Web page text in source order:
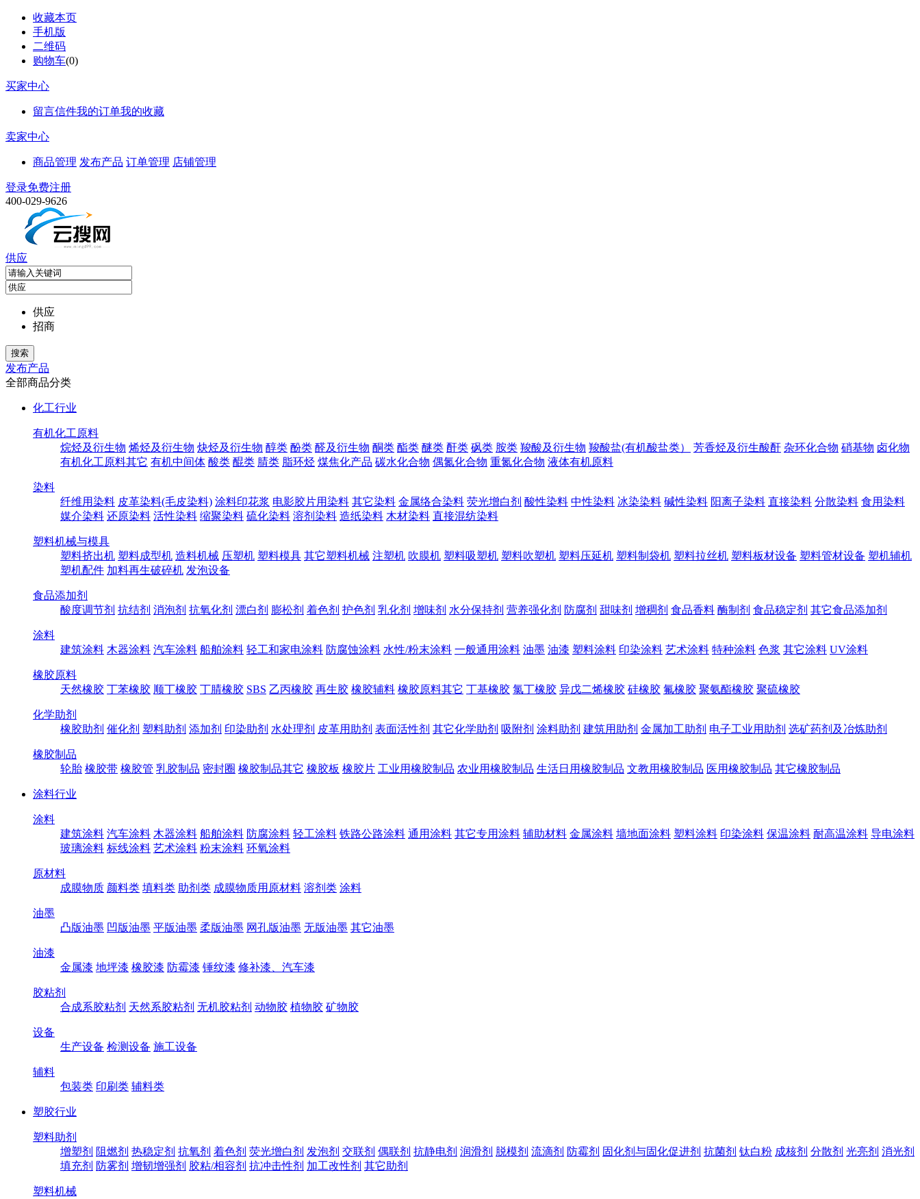
收藏本页
手机版
二维码
购物车(0)
买家中心
留言信件我的订单我的收藏
卖家中心
商品管理 发布产品 订单管理 店铺管理
登录免费注册
400-029-9626
供应
供应
招商
发布产品
全部商品分类
化工行业
有机化工原料
烷烃及衍生物 烯烃及衍生物 炔烃及衍生物 醇类 酚类 醛及衍生物 酮类 酯类 醚类 酐类 砜类 胺类 羧酸及衍生物 羧酸盐(有机酸盐类） 芳香烃及衍生酸酐 杂环化合物 硝基物 卤化物
有机化工原料其它 有机中间体 酸类 醌类 腈类 脂环烃 煤焦化产品 碳水化合物 偶氮化合物 重氮化合物 液体有机原料
染料
纤维用染料 皮革染料(毛皮染料) 涂料印花浆 电影胶片用染料 其它染料 金属络合染料 荧光增白剂 酸性染料 中性染料 冰染染料 碱性染料 阳离子染料 直接染料 分散染料 食用染料
媒介染料 还原染料 活性染料 缩聚染料 硫化染料 溶剂染料 造纸染料 木材染料 直接混纺染料
塑料机械与模具
塑料挤出机 塑料成型机 造料机械 压塑机 塑料模具 其它塑料机械 注塑机 吹膜机 塑料吸塑机 塑料吹塑机 塑料压延机 塑料制袋机 塑料拉丝机 塑料板材设备 塑料管材设备 塑机辅机
塑机配件 加料再生破碎机 发泡设备
食品添加剂
酸度调节剂 抗结剂 消泡剂 抗氧化剂 漂白剂 膨松剂 着色剂 护色剂 乳化剂 增味剂 水分保持剂 营养强化剂 防腐剂 甜味剂 增稠剂 食品香料 酶制剂 食品稳定剂 其它食品添加剂
涂料
建筑涂料 木器涂料 汽车涂料 船舶涂料 轻工和家电涂料 防腐蚀涂料 水性/粉末涂料 一般通用涂料 油墨 油漆 塑料涂料 印染涂料 艺术涂料 特种涂料 色浆 其它涂料 UV涂料
橡胶原料
天然橡胶 丁苯橡胶 顺丁橡胶 丁腈橡胶 SBS 乙丙橡胶 再生胶 橡胶辅料 橡胶原料其它 丁基橡胶 氯丁橡胶 异戊二烯橡胶 硅橡胶 氟橡胶 聚氨酯橡胶 聚硫橡胶
化学助剂
橡胶助剂 催化剂 塑料助剂 添加剂 印染助剂 水处理剂 皮革用助剂 表面活性剂 其它化学助剂 吸附剂 涂料助剂 建筑用助剂 金属加工助剂 电子工业用助剂 选矿药剂及冶炼助剂
橡胶制品
轮胎 橡胶带 橡胶管 乳胶制品 密封圈 橡胶制品其它 橡胶板 橡胶片 工业用橡胶制品 农业用橡胶制品 生活日用橡胶制品 文教用橡胶制品 医用橡胶制品 其它橡胶制品
涂料行业
涂料
建筑涂料 汽车涂料 木器涂料 船舶涂料 防腐涂料 轻工涂料 铁路公路涂料 通用涂料 其它专用涂料 辅助材料 金属涂料 墙地面涂料 塑料涂料 印染涂料 保温涂料 耐高温涂料 导电涂料
玻璃涂料 标线涂料 艺术涂料 粉末涂料 环氧涂料
原材料
成膜物质 颜料类 填料类 助剂类 成膜物质用原材料 溶剂类 涂料
油墨
凸版油墨 凹版油墨 平版油墨 柔版油墨 网孔版油墨 无版油墨 其它油墨
油漆
金属漆 地坪漆 橡胶漆 防霉漆 锤纹漆 修补漆、汽车漆
胶粘剂
合成系胶粘剂 天然系胶粘剂 无机胶粘剂 动物胶 植物胶 矿物胶
设备
生产设备 检测设备 施工设备
辅料
包装类 印刷类 辅料类
塑胶行业
塑料助剂
增塑剂 阻燃剂 热稳定剂 抗氧剂 着色剂 荧光增白剂 发泡剂 交联剂 偶联剂 抗静电剂 润滑剂 脱模剂 流滴剂 防霉剂 固化剂与固化促进剂 抗菌剂 钛白粉 成核剂 分散剂 光亮剂 消光剂
填充剂 防雾剂 增韧增强剂 胶粘/相容剂 抗冲击性剂 加工改性剂 其它助剂
塑料机械